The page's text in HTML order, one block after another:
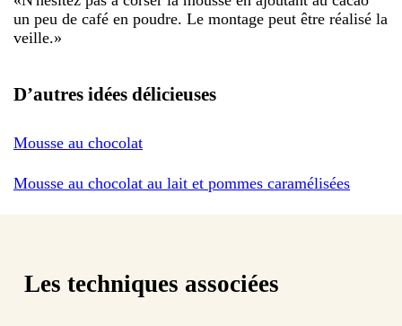
un peu de café en poudre. Le montage peut être réalisé la
veille.»
D’autres idées délicieuses
Mousse au chocolat
Mousse au chocolat au lait et pommes caramélisées
Les techniques associées